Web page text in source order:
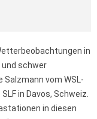
in
und schwer
Salzmann vom WSL-
in Davos, Schweiz.
in diesen